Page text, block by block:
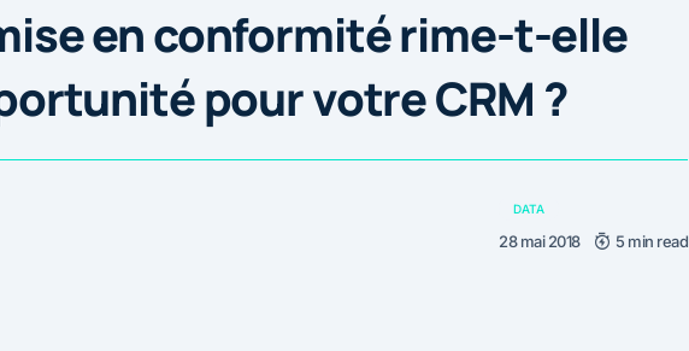
en conformité rime-t-elle
pour votre CRM ?
DATA
28 mai 2018 5 min read